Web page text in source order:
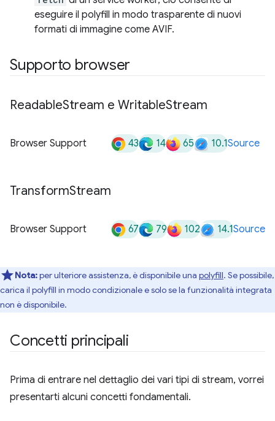
eseguire il polyfill in modo trasparente di nuovi
formati di immagine come AVIF.
Supporto browser
ReadableStream e WritableStream
Browser Support 43 14 65 10.1Source
TransformStream
Browser Support 67 79 102 14.1Source
Nota:per ulteriore assistenza, è disponibile una polyfill. Se possibile,
carica il polyfill in modo condizionale e solo se la funzionalità integrata
non è disponibile.
Concetti principali
Prima di entrare nel dettaglio dei vari tipi di stream, vorrei
presentarti alcuni concetti fondamentali.